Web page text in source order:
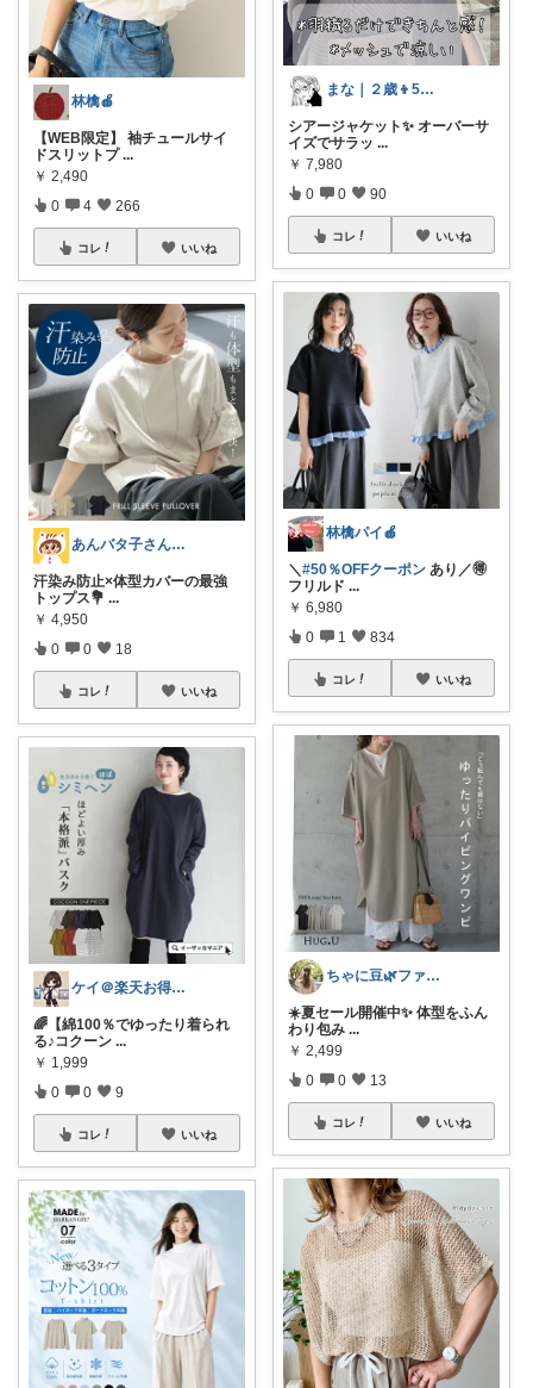
林檎🍎
【WEB限定】 袖チュールサイ
ドスリットプ ...
￥ 2,490
0 4 266
コレ いいね
あんバタ子さん🥞🍞
汗染み防止×体型カバーの最強
トップス💐 ...
￥ 4,950
0 0 18
コレ いいね
ケイ＠楽天お得生活
🌈【綿100％でゆったり着られ
る♪コクーン ...
￥ 1,999
0 0 9
コレ いいね
まな｜２歳👦5歳👧ママ
シアージャケット✨ オーバーサ
イズでサラッ ...
￥ 7,980
0 0 90
コレ いいね
林檎パイ🍎
＼#50％OFFクーポン あり／🉐
フリルド ...
￥ 6,980
0 1 834
コレ いいね
ちゃに豆🌿ファッション好き✨
☀️夏セール開催中✨ 体型をふん
わり包み ...
￥ 2,499
0 0 13
コレ いいね